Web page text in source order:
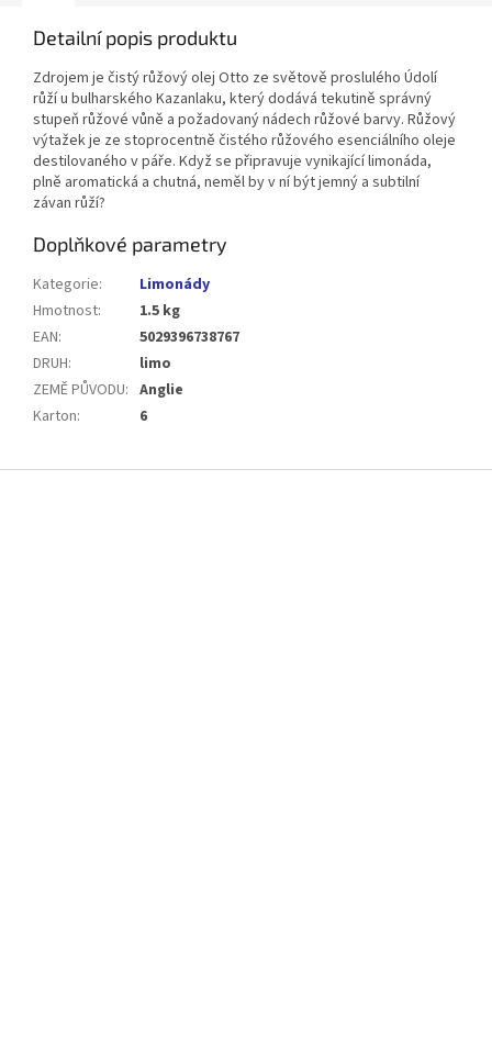
Detailní popis produktu
Zdrojem je čistý růžový olej Otto ze světově proslulého Údolí
růží u bulharského Kazanlaku, který dodává tekutině správný
stupeň růžové vůně a požadovaný nádech růžové barvy. Růžový
výtažek je ze stoprocentně čistého růžového esenciálního oleje
destilovaného v páře. Když se připravuje vynikající limonáda,
plně aromatická a chutná, neměl by v ní být jemný a subtilní
závan růží?
Doplňkové parametry
Kategorie:
Limonády
Hmotnost:
1.5 kg
EAN:
5029396738767
DRUH:
limo
ZEMĚ PŮVODU: Anglie
Karton: 6